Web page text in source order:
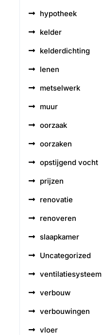
hypotheek
kelder
kelderdichting
lenen
metselwerk
muur
oorzaak
oorzaken
opstijgend vocht
prijzen
renovatie
renoveren
slaapkamer
Uncategorized
ventilatiesysteem
verbouw
verbouwingen
vloer